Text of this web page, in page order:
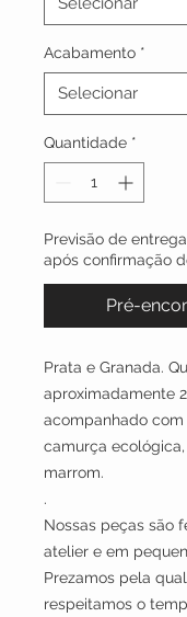
Acabamento *
Quantidade *
Previsão de
após confirmação
Pré-
Prata e Granada.
aproximadamente
acompanhado
camurça
marrom.
.
Nossas peças são
atelier e em
Prezamos pela
respeitamos o